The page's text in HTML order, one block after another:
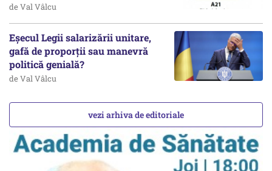
de Val Vâlcu
Eșecul Legii salarizării unitare,
gafă de proporții sau manevră
politică genială?
de Val Vâlcu
vezi arhiva de editoriale